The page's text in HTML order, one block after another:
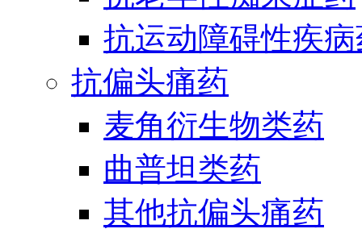
抗运动障碍性疾
抗偏头痛药
麦角衍生物类药
曲普坦类药
其他抗偏头痛药